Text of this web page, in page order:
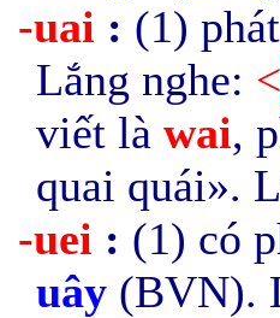
-uai : (1)
Lắng nghe: <
viết là wai,
quai quái».
-uei : (1) có
uây (BVN).